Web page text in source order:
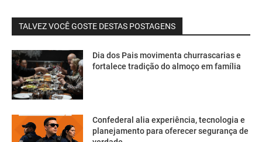
TALVEZ VOCÊ GOSTE DESTAS POSTAGENS
Dia dos Pais movimenta churrascarias e
fortalece tradição do almoço em família
Confederal alia experiência, tecnologia e
planejamento para oferecer segurança de